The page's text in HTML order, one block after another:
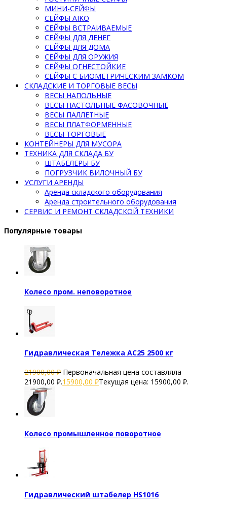
МИНИ-СЕЙФЫ
СЕЙФЫ AIKO
СЕЙФЫ ВСТРАИВАЕМЫЕ
СЕЙФЫ ДЛЯ ДЕНЕГ
СЕЙФЫ ДЛЯ ДОМА
СЕЙФЫ ДЛЯ ОРУЖИЯ
СЕЙФЫ ОГНЕСТОЙКИЕ
СЕЙФЫ С БИОМЕТРИЧЕСКИМ ЗАМКОМ
СКЛАДСКИЕ И ТОРГОВЫЕ ВЕСЫ
ВЕСЫ НАПОЛЬНЫЕ
ВЕСЫ НАСТОЛЬНЫЕ ФАСОВОЧНЫЕ
ВЕСЫ ПАЛЛЕТНЫЕ
ВЕСЫ ПЛАТФОРМЕННЫЕ
ВЕСЫ ТОРГОВЫЕ
КОНТЕЙНЕРЫ ДЛЯ МУСОРА
ТЕХНИКА ДЛЯ СКЛАДА БУ
ШТАБЕЛЕРЫ БУ
ПОГРУЗЧИК ВИЛОЧНЫЙ БУ
УСЛУГИ АРЕНДЫ
Аренда складского оборудования
Аренда строительного оборудования
СЕРВИС И РЕМОНТ СКЛАДСКОЙ ТЕХНИКИ
Популярные товары
Колесо пром. неповоротное
Гидравлическая Тележка AC25 2500 кг
21900,00₽ Первоначальная цена составляла
21900,00 ₽.15900,00 ₽Текущая цена: 15900,00 ₽.
Колесо промышленное поворотное
Гидравлический штабелер HS1016